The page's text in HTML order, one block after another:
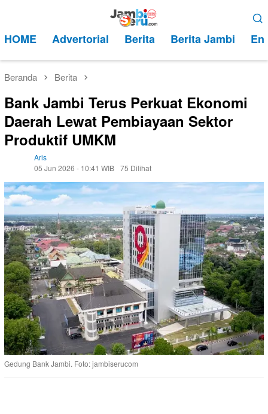
kontenMobile
HOME Advertorial Berita Berita Jambi
Beranda Berita
Bank Jambi Terus Perkuat Ekonomi
Daerah Lewat Pembiayaan Sektor
Produktif UMKM
Aris
05 Jun 2026 - 10:41 WIB 75 Dilihat
Gedung Bank Jambi. Foto: jambiserucom